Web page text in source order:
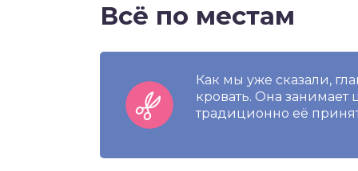
Всё по местам
Как мы уже сказали,
кровать. Она занимает
традиционно её